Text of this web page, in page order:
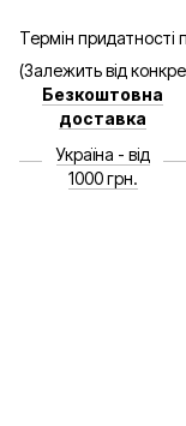
Термін придатності
(Залежить від
Безкоштовна
доставка
Україна - від
1000 грн.